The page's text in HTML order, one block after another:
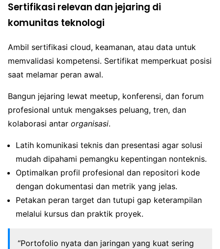
Sertifikasi relevan dan jejaring di
komunitas teknologi
Ambil sertifikasi cloud, keamanan, atau data untuk
memvalidasi kompetensi. Sertifikat memperkuat posisi
saat melamar peran awal.
Bangun jejaring lewat meetup, konferensi, dan forum
profesional untuk mengakses peluang, tren, dan
kolaborasi antar organisasi.
Latih komunikasi teknis dan presentasi agar solusi
mudah dipahami pemangku kepentingan nonteknis.
Optimalkan profil profesional dan repositori kode
dengan dokumentasi dan metrik yang jelas.
Petakan peran target dan tutupi gap keterampilan
melalui kursus dan praktik proyek.
“Portofolio nyata dan jaringan yang kuat sering